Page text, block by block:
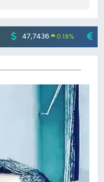
47,7436 0.18%